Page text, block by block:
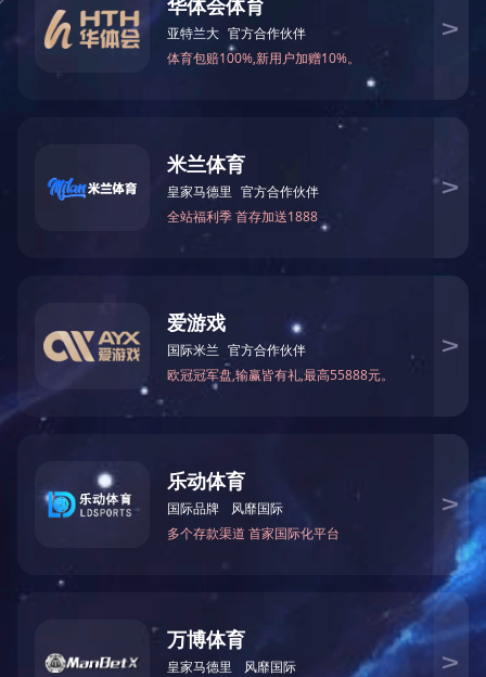
万仁药业：万民为先，以仁为本！
华体会官方网页版
电话：0371-65861729
网址：www.henanwanren.cn
地址：郑州市金水区经三路66号金成国际广场B座1407
网站首页 公司简介 产品中心 新闻中心